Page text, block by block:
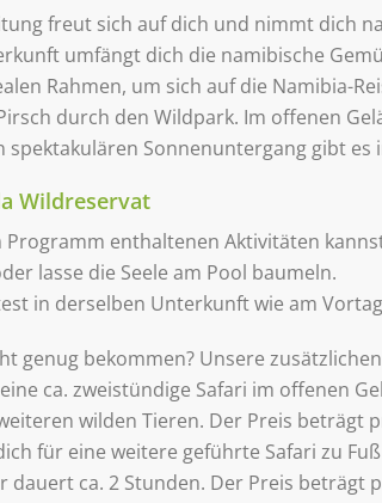
freut sich auf dich und nimmt dich
umfängt dich die namibische
Rahmen, um sich auf die Namibia-
durch den Wildpark. Im offenen
spektakulären Sonnenuntergang gibt es
Wildreservat
Programm enthaltenen Aktivitäten
lasse die Seele am Pool baumeln.
in derselben Unterkunft wie am
genug bekommen? Unsere
ca. zweistündige Safari im offenen
wilden Tieren. Der Preis beträgt
für eine weitere geführte Safari zu
dauert ca. 2 Stunden. Der Preis beträgt